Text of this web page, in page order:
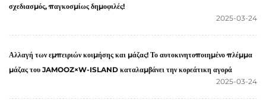
σχεδιασμός, παγκοσμίως δημοφιλές!
2025-03-24
Αλλαγή των εμπειριών κοιμήσης και μάζας! Το αυτοκινητοποιημένο πλέμμα
μάζας του JAMOOZ×W-ISLAND καταλαμβάνει την κορεάτικη αγορά
2025-03-24